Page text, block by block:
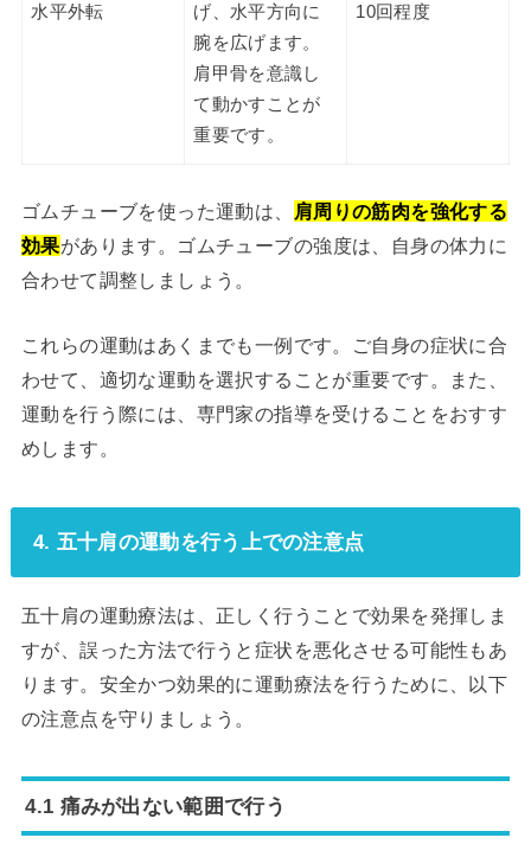
水平外転
げ、水平方向に
腕を広げます。
肩甲骨を意識し
て動かすことが
重要です。
10回程度
ゴムチューブを使った運動は、
肩周りの筋肉を強化する
効果があります。ゴムチューブの強度は、自身の体力に
合わせて調整しましょう。
これらの運動はあくまでも一例です。ご自身の症状に合
わせて、適切な運動を選択することが重要です。また、
運動を行う際には、専門家の指導を受けることをおすす
めします。
4. 五十肩の運動を行う上での注意点
五十肩の運動療法は、正しく行うことで効果を発揮しま
すが、誤った方法で行うと症状を悪化させる可能性もあ
ります。安全かつ効果的に運動療法を行うために、以下
の注意点を守りましょう。
4.1 痛みが出ない範囲で行う